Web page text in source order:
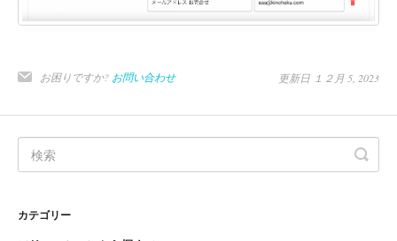
お困りですか? お問い合わせ 更新日 １２月 5, 2023
カテゴリー